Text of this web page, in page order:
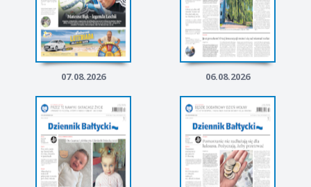
07.08.2026 06.08.2026